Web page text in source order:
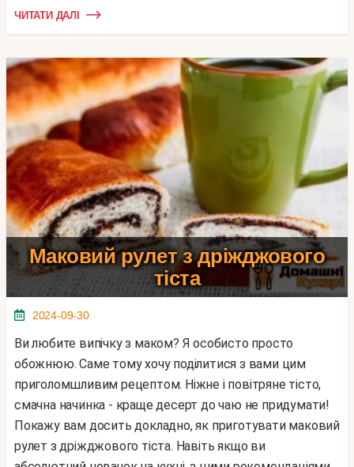
ЧИТАТИ ДАЛІ
Маковий рулет з дріжджового
тіста
2024-09-30
Ви любите випічку з маком? Я особисто просто
обожнюю. Саме тому хочу поділитися з вами цим
приголомшливим рецептом. Ніжне і повітряне тісто,
смачна начинка - краще десерт до чаю не придумати!
Покажу вам досить докладно, як приготувати маковий
рулет з дріжджового тіста. Навіть якщо ви